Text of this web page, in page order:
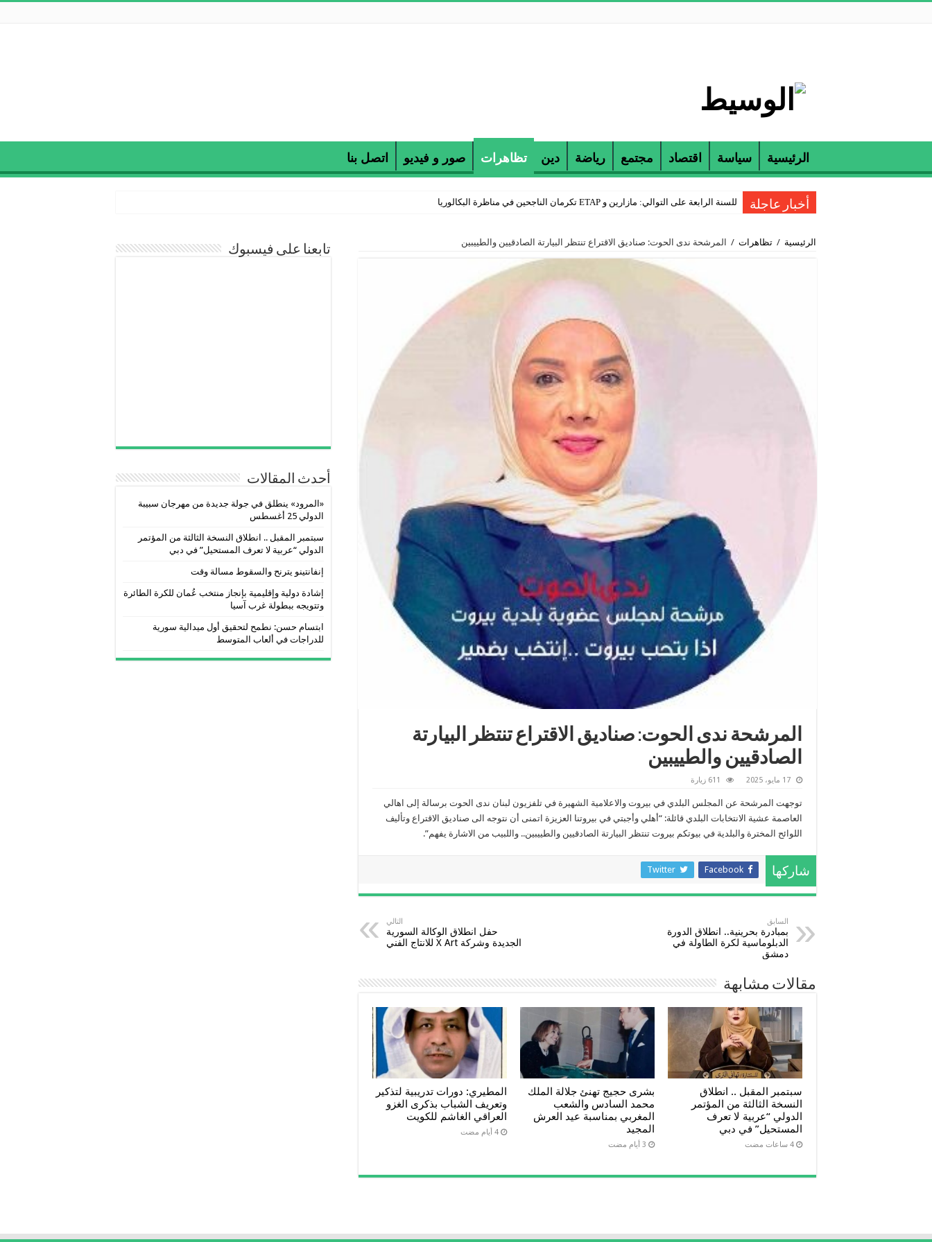
الرئيسية سياسة اقتصاد مجتمع رياضة دين تظاهرات صور و فيديو اتصل بنا
أخبار عاجلة للسنة الرابعة على التوالي: مازارين و ETAP تكرمان الناجحين في مناظرة البكالوريا
الرئيسية / تظاهرات / المرشحة ندى الحوت: صناديق الاقتراع تنتظر البيارتة الصادقيين والطييبين
المرشحة ندى الحوت: صناديق الاقتراع تنتظر البيارتة
الصادقيين والطييبين
17 مايو، 2025 611 زيارة
توجهت المرشحة عن المجلس البلدي في بيروت والاعلامية الشهيرة في تلفزيون لبنان ندى الحوت برسالة إلى اهالي
العاصمة عشية الانتخابات البلدي قائلة: “أهلي وأجبتي في بيروتنا العزيزة اتمنى أن نتوجه الى صناديق الاقتراع وتأليف
اللوائح المخترة والبلدية في بيوتكم بيروت تنتظر البيارتة الصادقيين والطييبين.. واللبيب من الاشارة يفهم”.
شاركها Facebook
Twitter
السابق
بمبادرة بحرينية.. انطلاق الدورة
الدبلوماسية لكرة الطاولة في
دمشق
التالي
حفل انطلاق الوكالة السورية
الجديدة وشركة X Art للانتاج الفني
مقالات مشابهة
سبتمبر المقبل .. انطلاق
النسخة الثالثة من المؤتمر
الدولي “عربية لا تعرف
المستحيل” في دبي
بشرى حجيج تهنئ جلالة الملك
محمد السادس والشعب
المغربي بمناسبة عيد العرش
المجيد
المطيري: دورات تدريبية لتذكير
وتعريف الشباب بذكرى الغزو
العراقي الغاشم للكويت
تابعنا على فيسبوك
أحدث المقالات
«المرود» ينطلق في جولة جديدة من مهرجان سبيبة
الدولي 25 أغسطس
سبتمبر المقبل .. انطلاق النسخة الثالثة من المؤتمر
الدولي “عربية لا تعرف المستحيل” في دبي
إنفانتينو يترنح والسقوط مسالة وقت
إشادة دولية وإقليمية بإنجاز منتخب عُمان للكرة الطائرة
وتتويجه ببطولة غرب آسيا
ابتسام حسن: نطمح لتحقيق أول ميدالية سورية
للدراجات في ألعاب المتوسط